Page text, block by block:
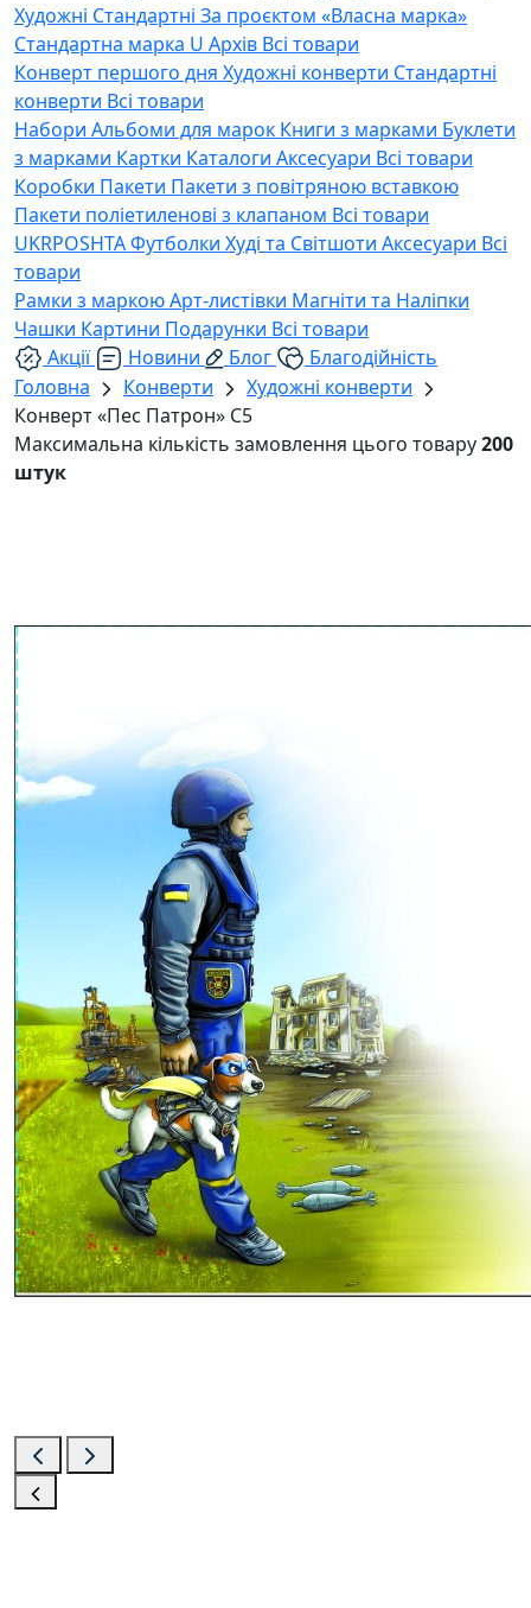
Художні Стандартні За проєктом «Власна марка»
Стандартна марка U Архів Всі товари
Конверт першого дня Художні конверти Стандартні
конверти Всі товари
Набори Альбоми для марок Книги з марками Буклети
з марками Картки Каталоги Аксесуари Всі товари
Коробки Пакети Пакети з повітряною вставкою
Пакети поліетиленові з клапаном Всі товари
UKRPOSHTAФутболки Худі та Світшоти Аксесуари Всі
товари
Рамки з маркоюАрт-листівки Магніти та Наліпки
Чашки Картини Подарунки Всі товари
Акції
Новини Блог
Благодійність
Головна
Конверти
Художні конверти
Конверт «Пес Патрон» C5
Максимальна кількість замовлення цього товару200
штук